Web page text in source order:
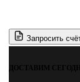
верхним
бачком,
1,3
Запросить
ДОСТАВИМ